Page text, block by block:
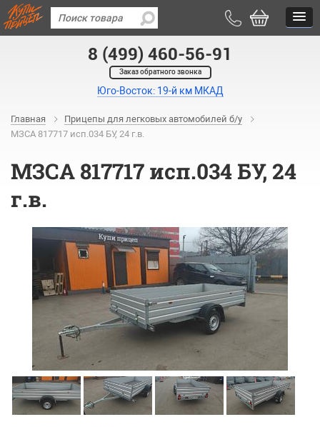
8 (499) 460-56-91
Заказ обратного звонка
Юго-Восток: 19-й км МКАД
Главная
Прицепы для легковых автомобилей б/у
МЗСА 817717 исп.034 БУ, 24 г.в.
МЗСА 817717 исп.034 БУ, 24
г.в.